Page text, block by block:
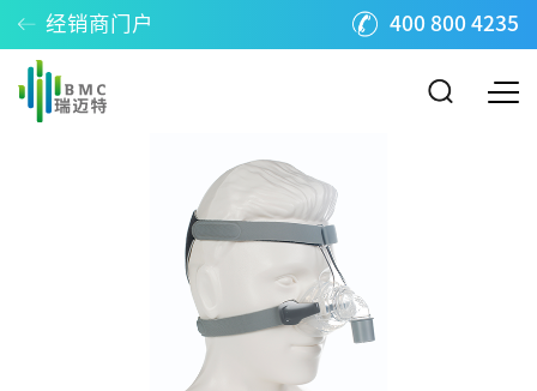
经销商门户 400 800 4235